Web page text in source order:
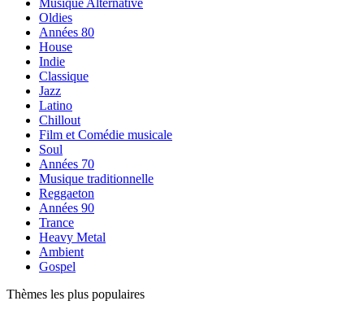
Musique Alternative
Oldies
Années 80
House
Indie
Classique
Jazz
Latino
Chillout
Film et Comédie musicale
Soul
Années 70
Musique traditionnelle
Reggaeton
Années 90
Trance
Heavy Metal
Ambient
Gospel
Thèmes les plus populaires